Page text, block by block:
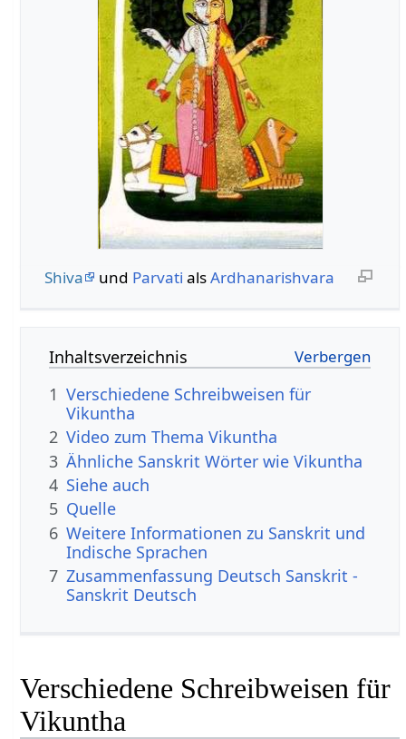
Shiva und Parvati alsArdhanarishvara
Inhaltsverzeichnis
1 Verschiedene Schreibweisen für
Vikuntha
2 Video zum Thema Vikuntha
3 Ähnliche Sanskrit Wörter wie Vikuntha
4 Siehe auch
5 Quelle
6 Weitere Informationen zu Sanskrit und
Indische Sprachen
7 Zusammenfassung Deutsch Sanskrit -
Sanskrit Deutsch
Verschiedene Schreibweisen für
Vikuntha